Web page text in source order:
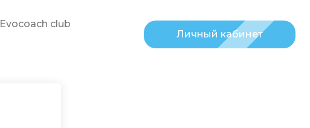
Evocoach club
Личный кабинет